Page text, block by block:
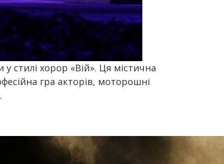
стилі хорор «Вій». Ця містична
гра акторів, моторошні